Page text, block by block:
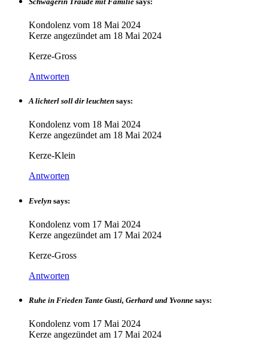
Kondolenz vom 18 Mai 2024
Kerze angezündet am 18 Mai 2024
Kerze-Gross
Antworten
A lichterl soll dir leuchten says:
Kondolenz vom 18 Mai 2024
Kerze angezündet am 18 Mai 2024
Kerze-Klein
Antworten
Evelyn says:
Kondolenz vom 17 Mai 2024
Kerze angezündet am 17 Mai 2024
Kerze-Gross
Antworten
Ruhe in Frieden Tante Gusti, Gerhard und Yvonne says:
Kondolenz vom 17 Mai 2024
Kerze angezündet am 17 Mai 2024